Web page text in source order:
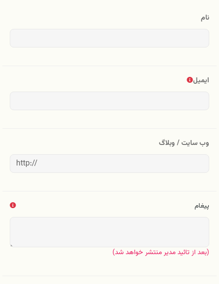
نام
ایمیل
وب سایت / وبلاگ
پیغام
(بعد از تائید مدیر منتشر خواهد شد)